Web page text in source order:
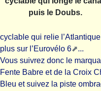
puis le Doubs.
cyclable qui relie
plus sur l’Eurovélo 6
...
Vous suivrez donc le
Fente Babre et de la Croix
Bleu et suivez la piste